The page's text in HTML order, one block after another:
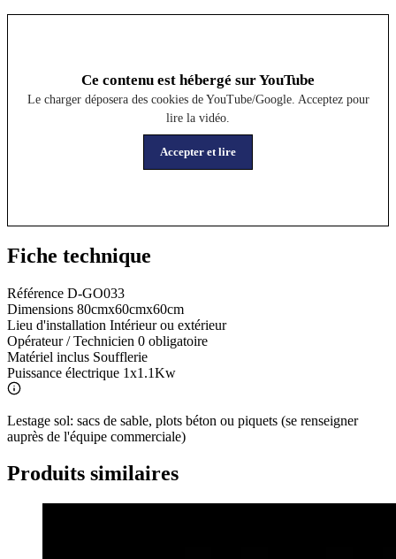
Ce contenu est hébergé sur YouTube
Le charger déposera des cookies de YouTube/Google. Acceptez pour
lire la vidéo.
Accepter et lire
Fiche technique
Référence D-GO033
Dimensions 80cmx60cmx60cm
Lieu d'installation Intérieur ou extérieur
Opérateur / Technicien 0 obligatoire
Matériel inclus Soufflerie
Puissance électrique 1x1.1Kw
Lestage sol: sacs de sable, plots béton ou piquets (se renseigner
auprès de l'équipe commerciale)
Produits similaires